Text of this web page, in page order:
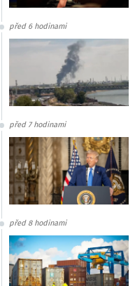
před 6 hodinami
před 7 hodinami
před 8 hodinami